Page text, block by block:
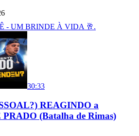
- UM BRINDE À VIDA 🥂.
30:33
REAGINDO a
(Batalha de Rimas)